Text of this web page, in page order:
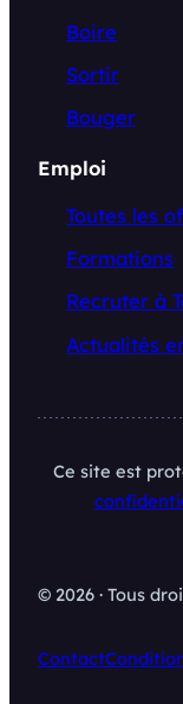
Boire
Sortir
Bouger
Emploi
Toutes les
Formations
Recruter à
Actualités
Ce site est
© 2026 · Tous
Contact